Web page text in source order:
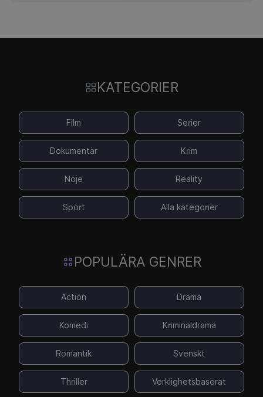
KATEGORIER
Film Serier
Dokumentär Krim
Nöje Reality
Sport Alla kategorier
POPULÄRA GENRER
Action Drama
Komedi Kriminaldrama
Romantik Svenskt
Thriller Verklighetsbaserat